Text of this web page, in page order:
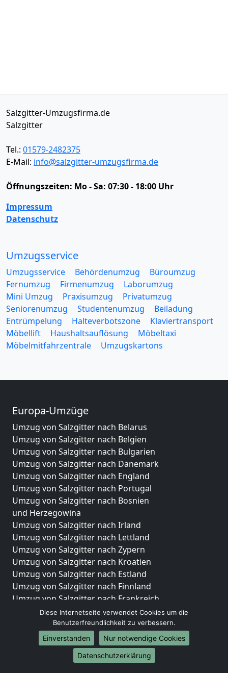
Salzgitter-Umzugsfirma.de
Salzgitter
Tel.: 01579-2482375
E-Mail: info@salzgitter-umzugsfirma.de
Öffnungszeiten: Mo - Sa: 07:30 - 18:00 Uhr
Impressum
Datenschutz
Umzugsservice
Umzugsservice Behördenumzug
Büroumzug
Fernumzug
Firmenumzug
Laborumzug
Mini Umzug
Praxisumzug
Privatumzug
Seniorenumzug
Studentenumzug
Beiladung
Entrümpelung
Halteverbotszone
Klaviertransport
Möbellift
Haushaltsauflösung
Möbeltaxi
Möbelmitfahrzentrale
Umzugskartons
Europa-Umzüge
Umzug von Salzgitter nach Belarus
Umzug von Salzgitter nach Belgien
Umzug von Salzgitter nach Bulgarien
Umzug von Salzgitter nach Dänemark
Umzug von Salzgitter nach England
Umzug von Salzgitter nach Portugal
Umzug von Salzgitter nach Bosnien
und Herzegowina
Umzug von Salzgitter nach Irland
Umzug von Salzgitter nach Lettland
Umzug von Salzgitter nach Zypern
Umzug von Salzgitter nach Kroatien
Umzug von Salzgitter nach Estland
Umzug von Salzgitter nach Finnland
Umzug von Salzgitter nach Frankreich
Umzug von Salzgitter nach Griechenland
Umzug von Salzgitter nach Italien
Umzug von Salzgitter nach Liechtenstein
Umzug von Salzgitter nach Luxemburg
Umzug von Salzgitter nach Niederlande
Diese Internetseite verwendet Cookies um die
Benutzerfreundlichkeit zu verbessern.
Einverstanden
Nur notwendige Cookies
Datenschutzerklärung